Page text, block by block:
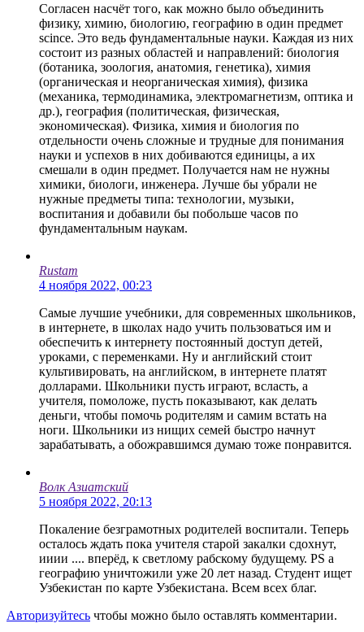
Согласен насчёт того, как можно было объединить
физику, химию, биологию, географию в один предмет
scince. Это ведь фундаментальные науки. Каждая из них
состоит из разных областей и направлений: биология
(ботаника, зоология, анатомия, генетика), химия
(органическая и неорганическая химия), физика
(механика, термодинамика, электромагнетизм, оптика и
др.), география (политическая, физическая,
экономическая). Физика, химия и биология по
отдельности очень сложные и трудные для понимания
науки и успехов в них добиваются единицы, а их
смешали в один предмет. Получается нам не нужны
химики, биологи, инженера. Лучше бы убрали не
нужные предметы типа: технологии, музыки,
воспитания и добавили бы побольше часов по
фундаментальным наукам.
Rustam
4 ноября 2022, 00:23
Самые лучшие учебники, для современных школьников,
в интернете, в школах надо учить пользоваться им и
обеспечить к интернету постоянный доступ детей,
уроками, с переменками. Ну и английский стоит
культивировать, на английском, в интернете платят
долларами. Школьники пусть играют, всласть, а
учителя, помоложе, пусть показывают, как делать
деньги, чтобы помочь родителям и самим встать на
ноги. Школьники из нищих семей быстро начнут
зарабатывать, а обожравшимся думаю тоже понравится.
Волк Азиатский
5 ноября 2022, 20:13
Покаление безграмотных родителей воспитали. Теперь
осталось ждать пока учителя старой закалки сдохнут,
ииии .... вперёд, к светлому рабскому будущему. PS а
географию уничтожили уже 20 лет назад. Студент ищет
Узбекистан по карте Узбекистана. Всем всех благ.
Авторизуйтесь чтобы можно было оставлять комментарии.